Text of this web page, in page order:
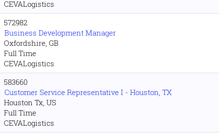
CEVALogistics
572982
Business Development Manager
Oxfordshire, GB
Full Time
CEVALogistics
583660
Customer Service Representative I - Houston, TX
Houston Tx, US
Full Time
CEVALogistics